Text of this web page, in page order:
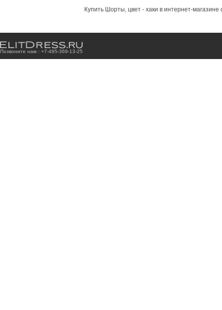
Купить Шорты, цвет - хаки в интернет-магазине
Позвоните нам : +7-495-369-13-25